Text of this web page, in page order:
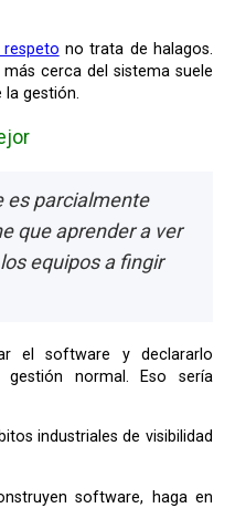
respeto no trata de halagos.
cerca del sistema suele
la gestión.
es parcialmente
que aprender a ver
equipos a fingir
normal. Eso sería